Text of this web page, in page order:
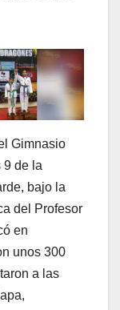
Gimnasio
9 de la
bajo la
del Profesor
en
unos 300
a las